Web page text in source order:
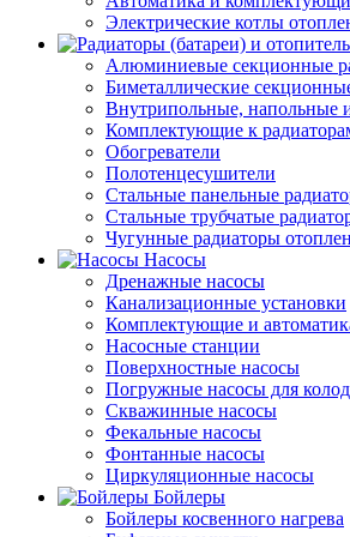
Электрические котлы
Алюминиевые секционные
Биметаллические
Внутрипольные, напольные
Комплектующие к
Обогреватели
Полотенцесушители
Стальные панельные
Стальные трубчатые
Чугунные радиаторы
Насосы
Дренажные насосы
Канализационные установки
Комплектующие и
Насосные станции
Поверхностные насосы
Погружные насосы для
Скважинные насосы
Фекальные насосы
Фонтанные насосы
Циркуляционные насосы
Бойлеры
Бойлеры косвенного нагрева